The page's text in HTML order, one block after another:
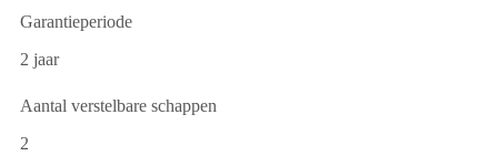
Garantieperiode
2 jaar
Aantal verstelbare schappen
2